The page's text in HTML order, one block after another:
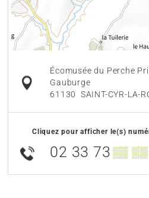
Écomusée du Perche
Gauburge
61130 SAINT-CYR-LA-
Cliquez pour afficher le(s)
02 33 73 ▒▒